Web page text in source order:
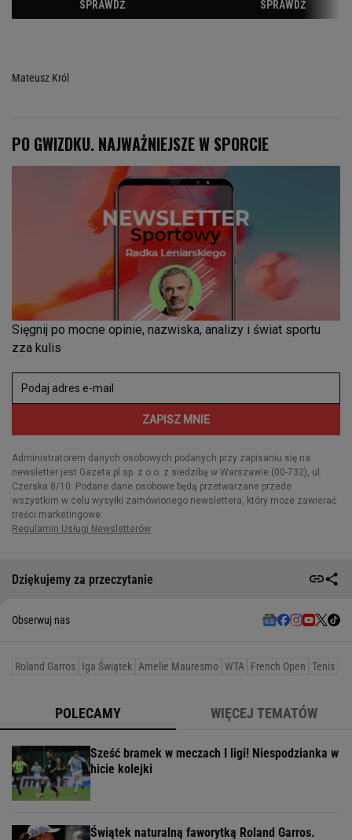
Mateusz Król
Dziękujemy za przeczytanie
Obserwuj nas
Roland Garros Iga Świątek Amelie Mauresmo WTA French Open Tenis
POLECAMY WIĘCEJ TEMATÓW
Sześć bramek w meczach I ligi! Niespodzianka w
hicie kolejki
Świątek naturalną faworytką Roland Garros.